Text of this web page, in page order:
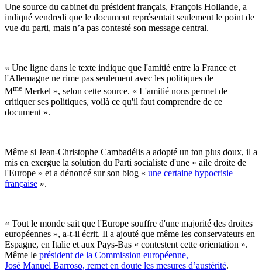
Une source du cabinet du président français, François Hollande, a
indiqué vendredi que le document représentait seulement le point de
vue du parti, mais n’a pas contesté son message central.
« Une ligne dans le texte indique que l'amitié entre la France et
l'Allemagne ne rime pas seulement avec les politiques de
Mme Merkel », selon cette source. « L'amitié nous permet de
critiquer ses politiques, voilà ce qu'il faut comprendre de ce
document ».
Même si Jean-Christophe Cambadélis a adopté un ton plus doux, il a
mis en exergue la solution du Parti socialiste d'une « aile droite de
l'Europe » et a dénoncé sur son blog « une certaine hypocrisie
française ».
« Tout le monde sait que l'Europe souffre d'une majorité des droites
européennes », a-t-il écrit. Il a ajouté que même les conservateurs en
Espagne, en Italie et aux Pays-Bas « contestent cette orientation ».
Même le président de la Commission européenne,
José Manuel Barroso, remet en doute les mesures d’austérité.